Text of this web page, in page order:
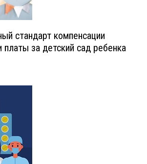
стандарт компенсации
платы за детский сад ребенка